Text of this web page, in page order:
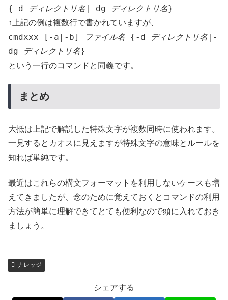
{-d
ディレクトリ名 |-dg ディレクトリ名}
↑上記の例は複数行で書かれていますが、
cmdxxx [-a|-b] ファイル名 {-d ディレクトリ名 |-
dg
ディレクトリ名}
という一行のコマンドと同義です。
まとめ
大抵は上記で解説した特殊文字が複数同時に使われます。
一見するとカオスに見えますが特殊文字の意味とルールを
知れば単純です。
最近はこれらの構文フォーマットを利用しないケースも増
えてきましたが、念のために覚えておくとコマンドの利用
方法が簡単に理解できてとても便利なので頭に入れておき
ましょう。
ナレッジ
シェアする